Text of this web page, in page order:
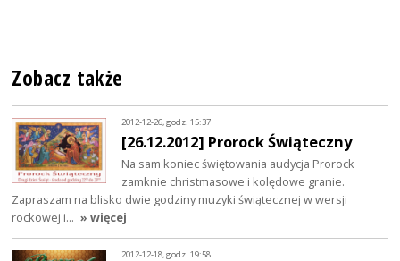
Zobacz także
2012-12-26, godz. 15:37
[26.12.2012] Prorock Świąteczny
Na sam koniec świętowania audycja Prorock
zamknie christmasowe i kolędowe granie.
Zapraszam na blisko dwie godziny muzyki świątecznej w wersji
rockowej i… » więcej
2012-12-18, godz. 19:58